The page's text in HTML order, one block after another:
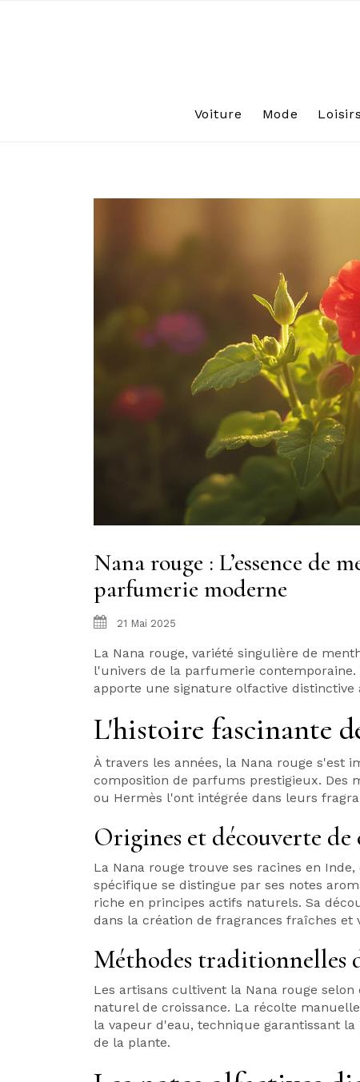
Voiture Mode Loisirs
Nana rouge : L’essence de
parfumerie moderne
21 Mai 2025
La Nana rouge, variété singulière de
l'univers de la parfumerie
apporte une signature olfactive distinctive
L'histoire fascinante
À travers les années, la Nana rouge s'est
composition de parfums prestigieux. Des
ou Hermès l'ont intégrée dans leurs
Origines et découverte
La Nana rouge trouve ses racines en
spécifique se distingue par ses notes
riche en principes actifs naturels. Sa
dans la création de fragrances fraîches et
Méthodes traditionnelles
Les artisans cultivent la Nana rouge
naturel de croissance. La récolte
la vapeur d'eau, technique garantissant
de la plante.